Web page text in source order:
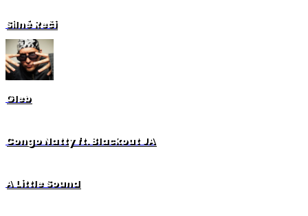
Silné Reči
Gleb
Congo Natty ft. Blackout JA
A Little Sound